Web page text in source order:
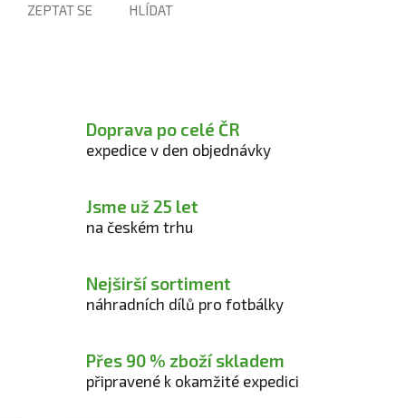
ZEPTAT SE HLÍDAT
Doprava po celé ČR
expedice v den objednávky
Jsme už 25 let
na českém trhu
Nejširší sortiment
náhradních dílů pro fotbálky
Přes 90 % zboží skladem
připravené k okamžité expedici